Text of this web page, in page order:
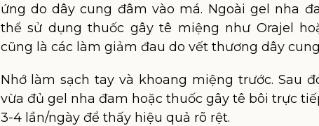
ứng do dây cung đâm vào má. Ngoài gel nha
thể sử dụng thuốc gây tê miệng như Orajel
cũng là các làm giảm đau do vết thương dây
Nhớ làm sạch tay và khoang miệng trước. Sau
vừa đủ gel nha đam hoặc thuốc gây tê bôi trực
3-4 lần/ngày để thấy hiệu quả rõ rệt.